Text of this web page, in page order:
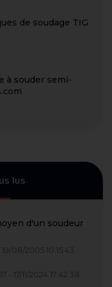
de soudage TIG
à souder semi-
lus
d'un soudeur
- 19/08/2005 10:15:43
17/11/2024 17:42:38